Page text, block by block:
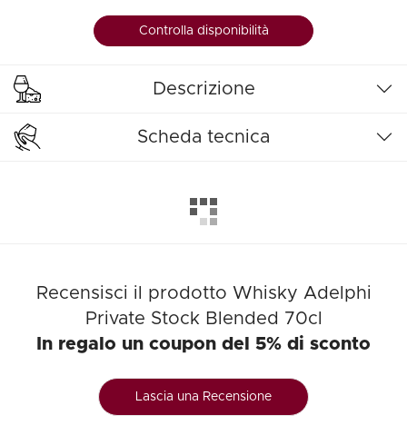
Controlla disponibilità
Descrizione
Scheda tecnica
Recensisci il prodotto Whisky Adelphi
Private Stock Blended 70cl
In regalo un coupon del 5% di sconto
Lascia una Recensione